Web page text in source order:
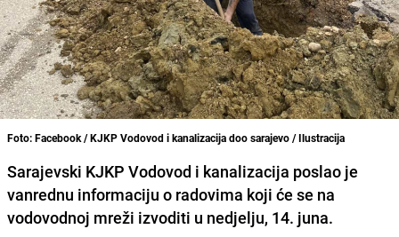
Foto: Facebook / KJKP Vodovod i kanalizacija doo sarajevo / Ilustracija
Sarajevski KJKP Vodovod i kanalizacija poslao je
vanrednu informaciju o radovima koji će se na
vodovodnoj mreži izvoditi u nedjelju, 14. juna.